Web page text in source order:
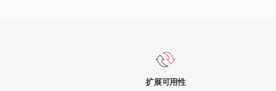
扩展可用性